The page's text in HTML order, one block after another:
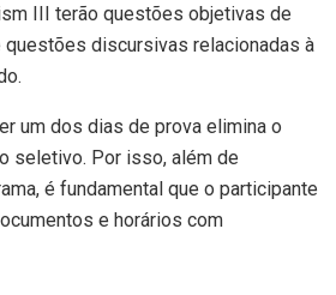
III terão questões objetivas de
discursivas relacionadas à
um dos dias de prova elimina o
seletivo. Por isso, além de
é fundamental que o participante
e horários com